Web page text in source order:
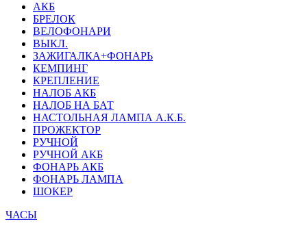
АКБ
БРЕЛОК
ВЕЛОФОНАРИ
ВЫКЛ.
ЗАЖИГАЛКА+ФОНАРЬ
КЕМПИНГ
КРЕПЛЕНИЕ
НАЛОБ АКБ
НАЛОБ НА БАТ
НАСТОЛЬНАЯ ЛАМПА А.К.Б.
ПРОЖЕКТОР
РУЧНОЙ
РУЧНОЙ АКБ
ФОНАРЬ АКБ
ФОНАРЬ ЛАМПА
ШОКЕР
ЧАСЫ